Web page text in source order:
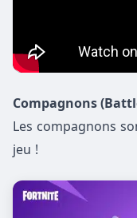
Compagnons
Les compagnons
jeu !